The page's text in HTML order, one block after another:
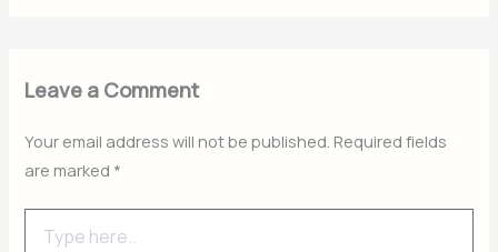
Leave a Comment
Your email address will not be published. Required fields
are marked *
here..